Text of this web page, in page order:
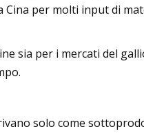
per molti input di
sia per i mercati del
solo come